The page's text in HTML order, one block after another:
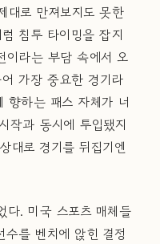
대로 만져보지도 못한
침투 타이밍을 잡지
이라는 부담 속에서 오
가장 중요한 경기라
향하는 패스 자체가 너
작과 동시에 투입됐지
대로 경기를 뒤집기엔
다. 미국 스포츠 매체들
를 벤치에 앉힌 결정